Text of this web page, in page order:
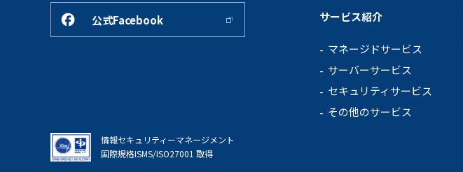
サービス紹介
マネージドサービス
サーバーサービス
セキュリティサービス
その他のサービス
公式Facebook
情報セキュリティーマネージメント
国際規格ISMS/ISO27001 取得